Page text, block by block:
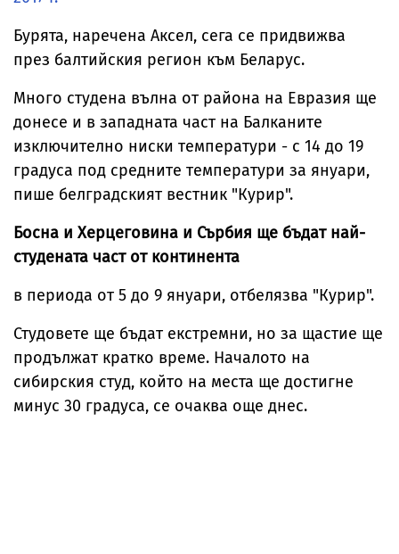
Бурята, наречена Аксел, сега се придвижва
през балтийския регион към Беларус.
Много студена вълна от района на Евразия ще
донесе и в западната част на Балканите
изключително ниски температури - с 14 до 19
градуса под средните температури за януари,
пише белградският вестник "Курир".
Босна и Херцеговина и Сърбия ще бъдат най-
студената част от континента
в периода от 5 до 9 януари, отбелязва "Курир".
Студовете ще бъдат екстремни, но за щастие ще
продължат кратко време. Началото на
сибирския студ, който на места ще достигне
минус 30 градуса, се очаква още днес.